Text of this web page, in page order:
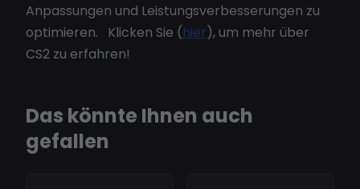
Anpassungen und Leistungsverbesserungen zu
optimieren. Klicken Sie (hier), um mehr über
CS2 zu erfahren!
Das könnte Ihnen auch
gefallen